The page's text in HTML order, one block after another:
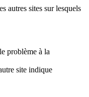
autres sites sur lesquels
problème à la
site indique